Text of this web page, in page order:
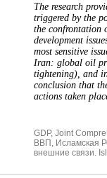
The research
triggered by the
the confrontation
development
most sensitive
Iran: global oil
tightening), and
conclusion that
actions taken
GDP, Joint
ВВП , Исламская
внешние связи.